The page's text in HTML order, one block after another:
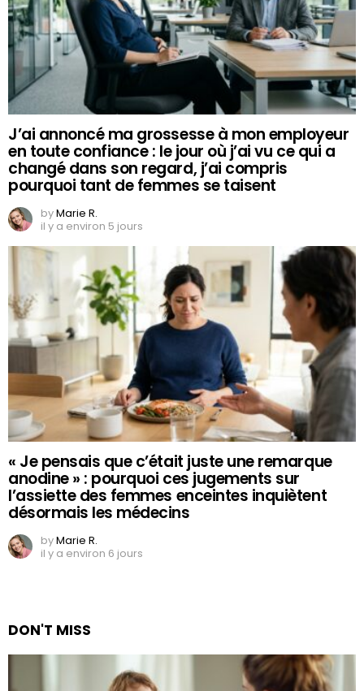
J’ai annoncé ma grossesse à mon employeur
en toute confiance : le jour où j’ai vu ce qui a
changé dans son regard, j’ai compris
pourquoi tant de femmes se taisent
byMarie R.
il y a environ 5 jours
« Je pensais que c’était juste une remarque
anodine » : pourquoi ces jugements sur
l’assiette des femmes enceintes inquiètent
désormais les médecins
byMarie R.
il y a environ 6 jours
DON'T MISS